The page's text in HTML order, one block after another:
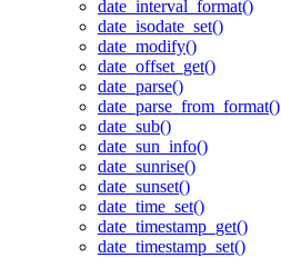
date_interval_format()
date_isodate_set()
date_modify()
date_offset_get()
date_parse()
date_parse_from_format()
date_sub()
date_sun_info()
date_sunrise()
date_sunset()
date_time_set()
date_timestamp_get()
date_timestamp_set()